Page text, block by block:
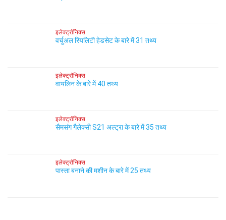
इलेक्ट्रॉनिक्स
वर्चुअल रियलिटी हेडसेट के बारे में 31 तथ्य
इलेक्ट्रॉनिक्स
वायलिन के बारे में 40 तथ्य
इलेक्ट्रॉनिक्स
सैमसंग गैलेक्सी S21 अल्ट्रा के बारे में 35 तथ्य
इलेक्ट्रॉनिक्स
पास्ता बनाने की मशीन के बारे में 25 तथ्य